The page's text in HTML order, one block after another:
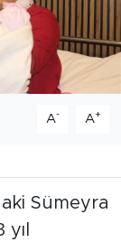
A- A+
Sümeyra